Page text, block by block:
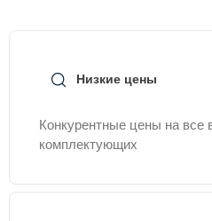
Низкие цены
Конкурентные цены на все
комплектующих